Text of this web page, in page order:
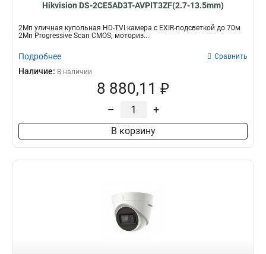
Hikvision DS-2CE5AD3T-AVPIT3ZF(2.7-13.5mm)
2Мп уличная купольная HD-TVI камера с EXIR-подсветкой до 70м
2Мп Progressive Scan CMOS; моториз...
Подробнее Сравнить
Наличие: В наличии
8 880,11 ₽
– +
В корзину